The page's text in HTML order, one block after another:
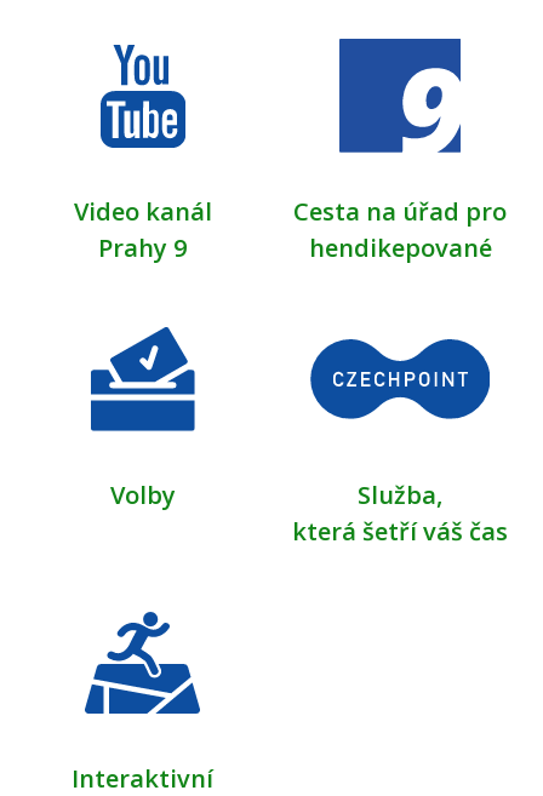
Video kanál
Prahy 9
Cesta na úřad pro
hendikepované
Volby
Služba,
která šetří váš čas
Interaktivní